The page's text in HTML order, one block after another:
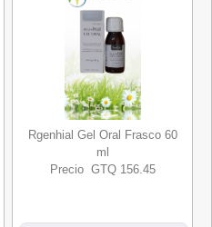
Rgenhial Gel Oral Frasco 60
ml
Precio GTQ 156.45